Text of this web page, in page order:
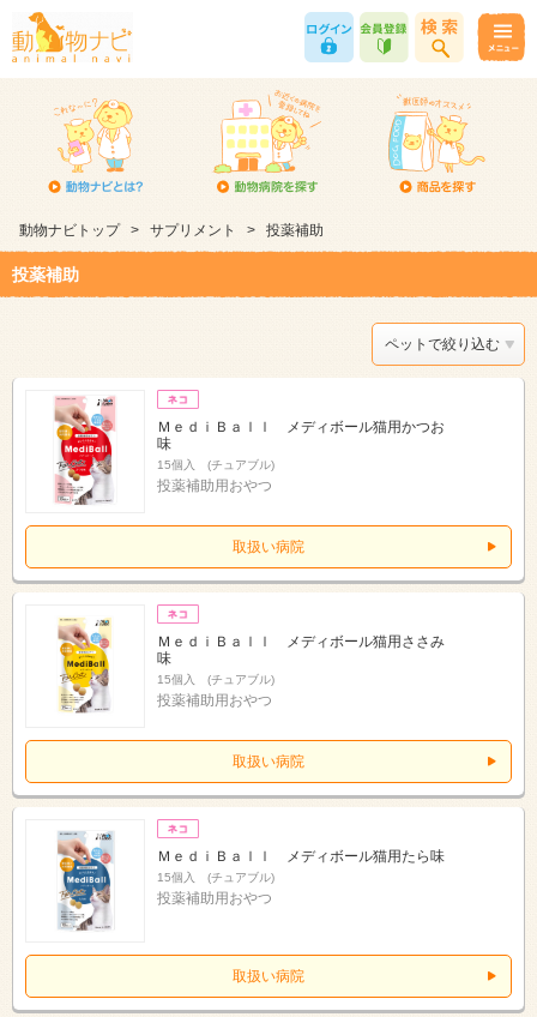
動物ナビトップ > サプリメント > 投薬補助
投薬補助
ペットで絞り込む
ＭｅｄｉＢａｌｌ メディボール猫用かつお
味
15個入 (チュアブル)
投薬補助用おやつ
取扱い病院
ＭｅｄｉＢａｌｌ メディボール猫用ささみ
味
15個入 (チュアブル)
投薬補助用おやつ
取扱い病院
ＭｅｄｉＢａｌｌ メディボール猫用たら味
15個入 (チュアブル)
投薬補助用おやつ
取扱い病院